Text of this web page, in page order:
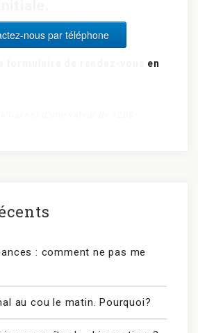
nous par téléphone
en
: comment ne pas me
au cou le matin. Pourquoi?